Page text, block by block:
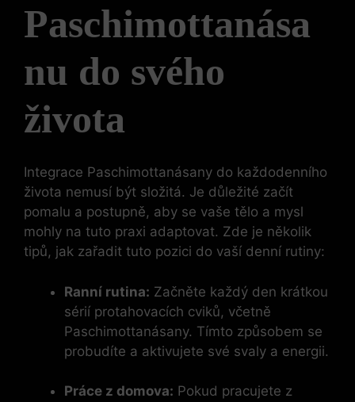
Paschimottanása
nu do svého
života
Integrace Paschimottanásany do každodenního
života nemusí být složitá. Je důležité začít
pomalu a postupně, aby se vaše tělo a mysl
mohly na tuto praxi adaptovat. Zde je několik
tipů, jak zařadit tuto pozici do vaší denní rutiny:
Ranní rutina: Začněte každý den krátkou
sérií protahovacích cviků, včetně
Paschimottanásany. Tímto způsobem se
probudíte a aktivujete své svaly a energii.
Práce z domova: Pokud pracujete z